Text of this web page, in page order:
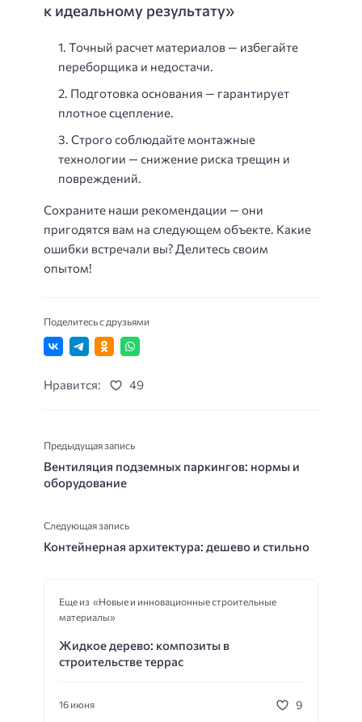
к идеальному результату»
Точный расчет материалов — избегайте
переборщика и недостачи.
Подготовка основания — гарантирует
плотное сцепление.
Строго соблюдайте монтажные
технологии — снижение риска трещин и
повреждений.
Сохраните наши рекомендации — они
пригодятся вам на следующем объекте. Какие
ошибки встречали вы? Делитесь своим
опытом!
Поделитесь с друзьями
Нравится: 49
Предыдущая запись
Вентиляция подземных паркингов: нормы и
оборудование
Следующая запись
Контейнерная архитектура: дешево и стильно
Еще из «Новые и инновационные строительные
материалы»
Жидкое дерево: композиты в
строительстве террас
16 июня 9